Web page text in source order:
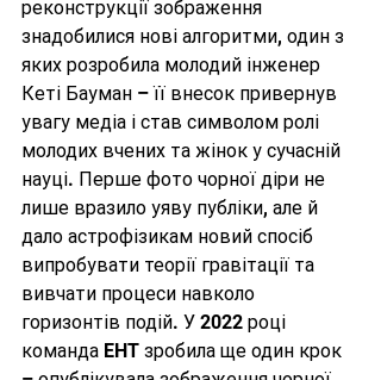
реконструкції зображення
знадобилися нові алгоритми, один з
яких розробила молодий інженер
Кеті Бауман – її внесок привернув
увагу медіа і став символом ролі
молодих вчених та жінок у сучасній
науці. Перше фото чорної діри не
лише вразило уяву публіки, але й
дало астрофізикам новий спосіб
випробувати теорії гравітації та
вивчати процеси навколо
горизонтів подій. У 2022 році
команда EHT зробила ще один крок